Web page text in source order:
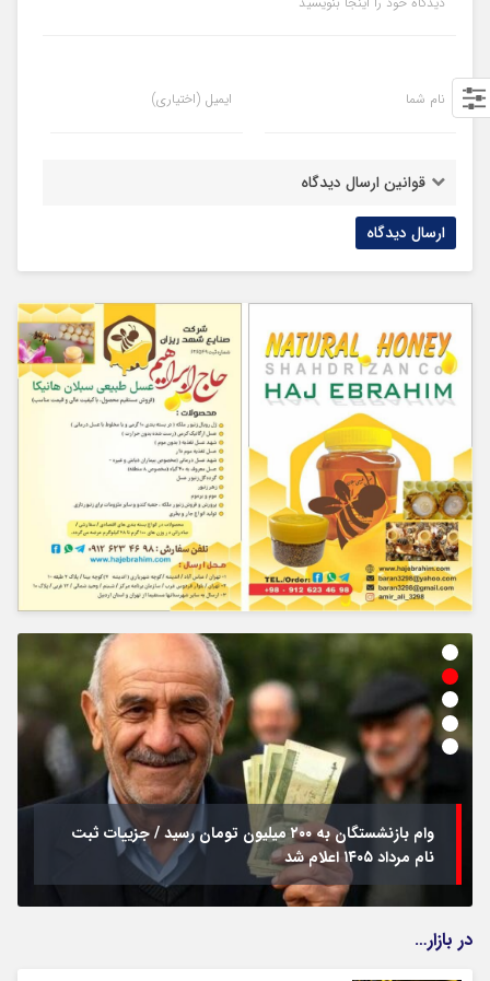
نام شما ایمیل (اختیاری)
قوانین ارسال دیدگاه
وام بازنشستگان به ۲۰۰ میلیون تومان رسید / جزییات ثبت
نام مرداد ۱۴۰۵ اعلام شد
در بازار…